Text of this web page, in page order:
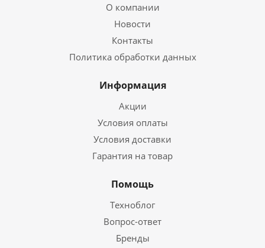
О компании
Новости
Контакты
Политика обработки данных
Информация
Акции
Условия оплаты
Условия доставки
Гарантия на товар
Помощь
Техноблог
Вопрос-ответ
Бренды